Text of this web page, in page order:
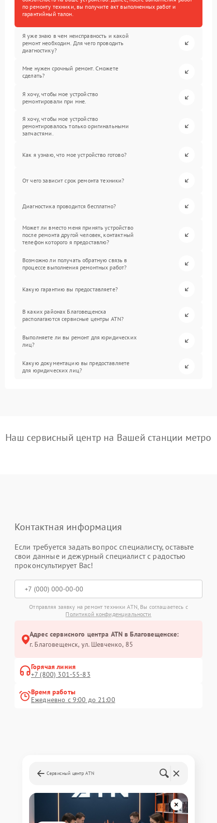
по ремонту техники, вы получите акт выполненных работ и
гарантийный талон.
Я уже знаю в чем неисправность и какой
ремонт необходим. Для чего проводить
диагностику?
Мне нужен срочный ремонт. Сможете
сделать?
Я хочу, чтобы мое устройство
ремонтировали при мне.
Я хочу, чтобы мое устройство
ремонтировалось только оригинальными
запчастями.
Как я узнаю, что мое устройство готово?
От чего зависит срок ремонта техники?
Диагностика проводится бесплатно?
Может ли вместо меня принять устройство
после ремонта другой человек, контактный
телефон которого я предоставлю?
Возможно ли получать обратную связь в
процессе выполнения ремонтных работ?
Какую гарантию вы предоставляете?
В каких районах Благовещенска
располагаются сервисные центры ATN?
Выполняете ли вы ремонт для юридических
лиц?
Какую документацию вы предоставляете
для юридических лиц?
Наш сервисный центр на Вашей станции метро
Контактная информация
Если требуется задать вопрос специалисту, оставьте
свои данные и дежурный специалист с радостью
проконсультирует Вас!
Отправляя заявку на ремонт техники ATN, Вы соглашаетесь с
Политикой конфиденциальности
Адрес сервисного центра ATN в Благовещенске:
г. Благовещенск, ул. Шевченко, 85
Горячая линия
+7 (800) 301-55-83
Время работы
Ежедневно с 9:00 до 21:00
Сервисный центр ATN